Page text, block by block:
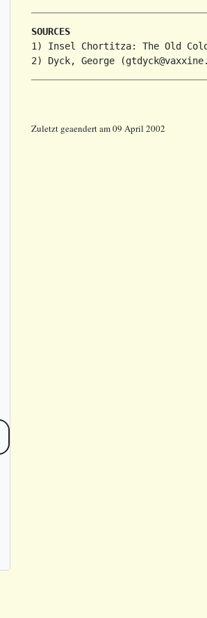
SOURCES
1) Insel Chortitza: The Old
Zuletzt geaendert am 09 April 2002